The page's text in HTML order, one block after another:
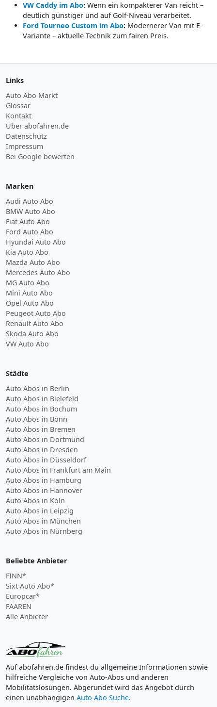
VW Caddy im Abo: Wenn ein kompakterer Van reicht –
deutlich günstiger und auf Golf-Niveau verarbeitet.
Ford Tourneo Custom im Abo: Modernerer Van mit E-
Variante – aktuelle Technik zum fairen Preis.
Links
Auto Abo Markt
Glossar
Kontakt
Über abofahren.de
Datenschutz
Impressum
Bei Google bewerten
Marken
Audi Auto Abo
BMW Auto Abo
Fiat Auto Abo
Ford Auto Abo
Hyundai Auto Abo
Kia Auto Abo
Mazda Auto Abo
Mercedes Auto Abo
MG Auto Abo
Mini Auto Abo
Opel Auto Abo
Peugeot Auto Abo
Renault Auto Abo
Skoda Auto Abo
VW Auto Abo
Städte
Auto Abos in Berlin
Auto Abos in Bielefeld
Auto Abos in Bochum
Auto Abos in Bonn
Auto Abos in Bremen
Auto Abos in Dortmund
Auto Abos in Dresden
Auto Abos in Düsseldorf
Auto Abos in Frankfurt am Main
Auto Abos in Hamburg
Auto Abos in Hannover
Auto Abos in Köln
Auto Abos in Leipzig
Auto Abos in München
Auto Abos in Nürnberg
Beliebte Anbieter
FINN*
Sixt Auto Abo*
Europcar*
FAAREN
Alle Anbieter
Auf abofahren.de findest du allgemeine Informationen sowie
hilfreiche Vergleiche von Auto-Abos und anderen
Mobilitätslösungen. Abgerundet wird das Angebot durch
einen unabhängigen Auto Abo Suche.